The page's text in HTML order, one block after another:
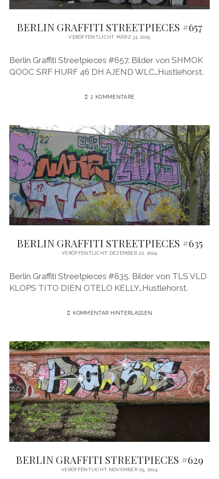
BERLIN GRAFFITI STREETPIECES #657
VERÖFFENTLICHT MÄRZ 31, 2025
Berlin Graffiti Streetpieces #657. Bilder von SHMOK
QOOC SRF HURF 46 DH AJEND WLC…Hustlehorst.
2 KOMMENTARE
BERLIN GRAFFITI STREETPIECES #635
VERÖFFENTLICHT DEZEMBER 22, 2024
Berlin Graffiti Streetpieces #635. Bilder von TLS VLD
KLOPS TITO DIEN OTELO KELLY…Hustlehorst.
KOMMENTAR HINTERLASSEN
BERLIN GRAFFITI STREETPIECES #629
VERÖFFENTLICHT NOVEMBER 25, 2024